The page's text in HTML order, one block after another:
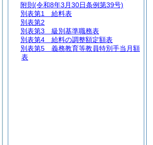
附則 (令和8年3月30日条例第39号)
別表第1
給料表
別表第2
別表第3 級別基準職務表
別表第4 給料の調整額定額表
別表第5 義務教育等教員特別手当月額
表